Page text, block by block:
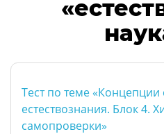
Тест по теме
естествознания. Блок 4.
самопроверки»